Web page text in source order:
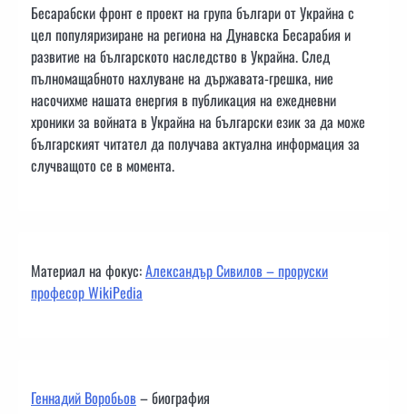
Бесарабски фронт е проект на група българи от Украйна с
цел популяризиране на региона на Дунавска Бесарабия и
развитие на българското наследство в Украйна. След
пълномащабното нахлуване на държавата-грешка, ние
насочихме нашата енергия в публикация на ежедневни
хроники за войната в Украйна на български език за да може
българският читател да получава актуална информация за
случващото се в момента.
Материал на фокус:Александър Сивилов – проруски
професор WikiPedia
Геннадий Воробьов– биография